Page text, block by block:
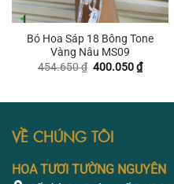
Bó Hoa Sáp 18 Bông Tone
Vàng Nâu MS09
454.650₫ Giá
400.050₫Giá
hiện
VỀ CHÚNG TÔI
HOA TƯƠI TƯỜNG NGUYÊN